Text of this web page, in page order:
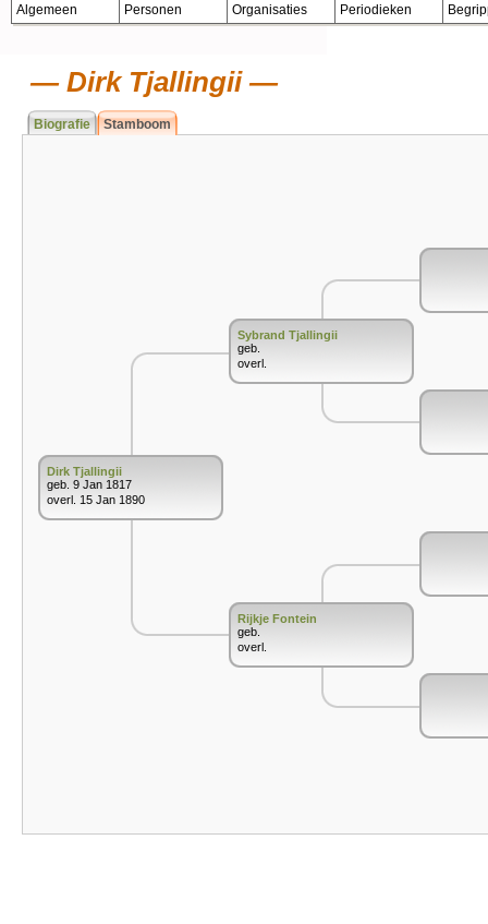
Algemeen Personen Organisaties Periodieken
Dirk Tjallingii
Biografie Stamboom
Dirk Tjallingii
geb. 9 Jan 1817
overl. 15 Jan 1890
Sybrand Tjallingii
geb.
overl.
Rijkje Fontein
geb.
overl.